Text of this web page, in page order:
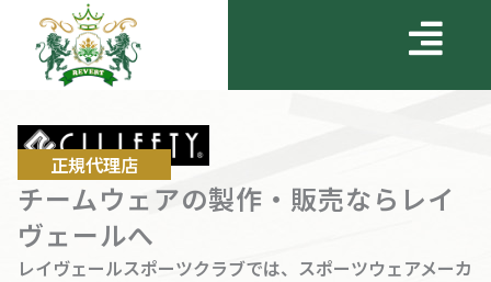
ニ
ュ
ー
正規代理店
チームウェアの製作・販売ならレイ
ヴェールへ
レイヴェールスポーツクラブでは、スポーツウェアメーカ